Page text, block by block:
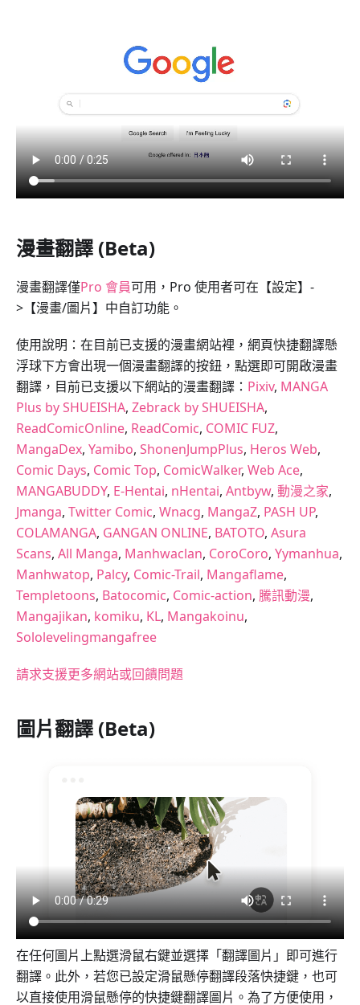
漫畫翻譯 (Beta)
漫畫翻譯僅Pro 會員可用，Pro 使用者可在【設定】-
>【漫畫/圖片】中自訂功能。
使用說明：在目前已支援的漫畫網站裡，網頁快捷翻譯懸
浮球下方會出現一個漫畫翻譯的按鈕，點選即可開啟漫畫
翻譯，目前已支援以下網站的漫畫翻譯： Pixiv, MANGA
Plus by SHUEISHA, Zebrack by SHUEISHA,
ReadComicOnline, ReadComic, COMIC FUZ,
MangaDex, Yamibo, ShonenJumpPlus, Heros Web,
Comic Days, Comic Top, ComicWalker, Web Ace,
MANGABUDDY, E-Hentai, nHentai, Antbyw, 動漫之家,
Jmanga, Twitter Comic, Wnacg, MangaZ, PASH UP,
COLAMANGA, GANGAN ONLINE, BATOTO, Asura
Scans, All Manga, Manhwaclan, CoroCoro, Yymanhua,
Manhwatop, Palcy, Comic-Trail, Mangaflame,
Templetoons, Batocomic, Comic-action, 騰訊動漫,
Mangajikan, komiku, KL, Mangakoinu,
Sololevelingmangafree
請求支援更多網站或回饋問題
圖片翻譯 (Beta)
在任何圖片上點選滑鼠右鍵並選擇「翻譯圖片」即可進行
翻譯。此外，若您已設定滑鼠懸停翻譯段落快捷鍵，也可
以直接使用滑鼠懸停的快捷鍵翻譯圖片。為了方便使用，